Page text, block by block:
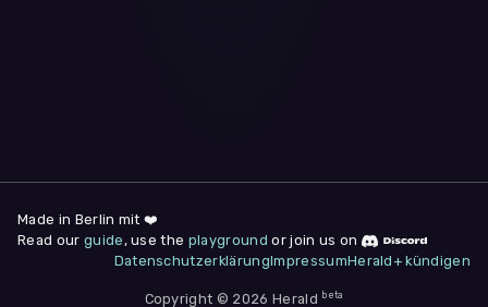
deine Zustimmung jederzeit unter "
am Seitenende widerrufen.
Nur notwendige
Made in Berlin mit ❤️
Read our guide , use the playground or join us on
DatenschutzerklärungImpressumHerald+ kündigen
Copyright © 2026 Herald beta